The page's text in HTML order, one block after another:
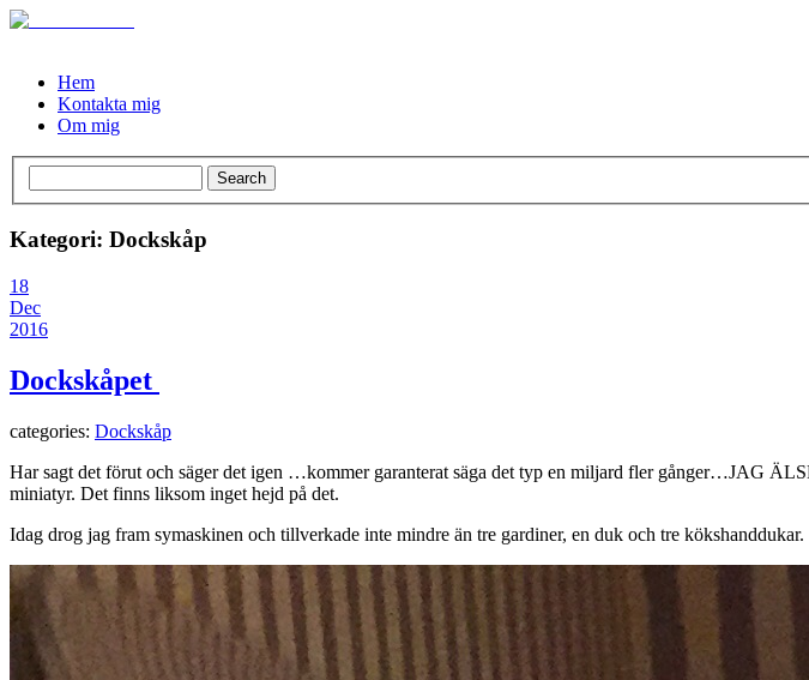
Hem
Kontakta mig
Om mig
Kategori: Dockskåp
18
Dec
2016
Dockskåpet
categories: Dockskåp
Har sagt det förut och säger det igen …kommer garanterat säga det typ en miljard fler gånger…JAG
miniatyr. Det finns liksom inget hejd på det.
Idag drog jag fram symaskinen och tillverkade inte mindre än tre gardiner, en duk och tre kökshanddukar.